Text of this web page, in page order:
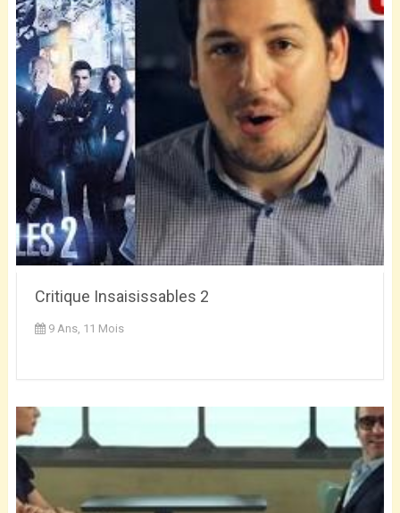
Critique Insaisissables 2
9 Ans, 11 Mois